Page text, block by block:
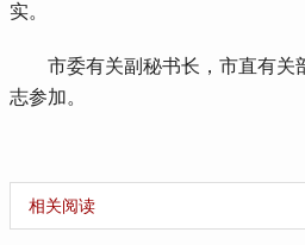
实。
市委有关副秘书长，市直有关
志参加。
相关阅读